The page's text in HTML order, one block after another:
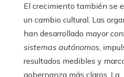
El crecimiento también se
un cambio cultural. Las
han desarrollado mayor
sistemas autónomos,
resultados medibles y
gobernanza más claros. La